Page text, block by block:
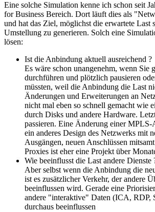
Eine solche Simulation kenne ich schon seit
for Business Bereich. Dort läuft dies als
und hat das Ziel, möglichst die erwartete Last
Umstellung zu generieren. Solch eine
lösen:
Ist die Anbindung aktuell ausreichend ?
Es wäre schon unangenehm, wenn Sie
durchführen und plötzlich pausieren
müssten, weil die Anbindung die Last
Änderungen und Erweiterungen an
nicht mal eben so schnell gemacht wie
durch Disks und andere Hardware.
passieren. Eine Änderung einer
ein anderes Design des Netzwerks mit
Ausgängen, neuen Anschlüssen
Proxies ist eher eine Projekt über
Wie beeinflusst die Last andere Dienste
Aber selbst wenn die Anbindung die
ist es zusätzlicher Verkehr, der andere
beeinflussen wird. Gerade eine
andere "interaktive" Daten (ICA, RDP,
durchaus beeinflussen